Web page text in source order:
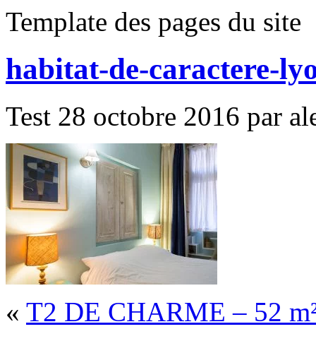
Template des pages du site
habitat-de-caractere-
Test 28 octobre 2016 par
« T2 DE CHARME – 52